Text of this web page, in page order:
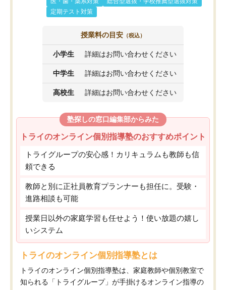
定期テスト対策
授業料の目安 （税込）
小学生 詳細はお問い合わせください
中学生 詳細はお問い合わせください
高校生 詳細はお問い合わせください
塾探しの窓口編集部からみた
トライのオンライン個別指導塾のおすすめポイント
トライグループの安心感！カリキュラムも教師も信
頼できる
教師と別に正社員教育プランナーも担任に。受験・
進路相談も可能
授業日以外の家庭学習も任せよう！使い放題の嬉し
いシステム
トライのオンライン個別指導塾とは
トライのオンライン個別指導塾は、家庭教師や個別教室で
知られる「トライグループ」が手掛けるオンライン指導の